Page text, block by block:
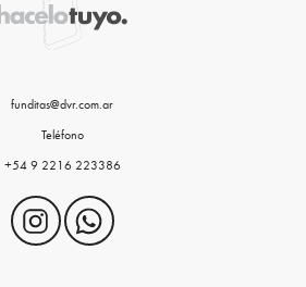
funditas@dvr.com.ar
Teléfono
+54 9 2216 223386